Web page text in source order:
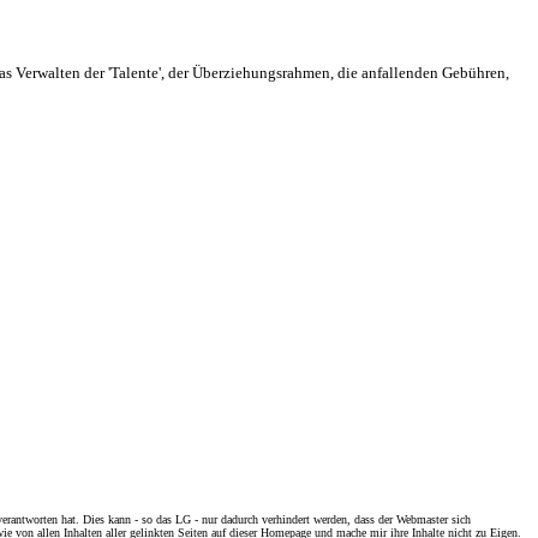
der 'Talente', der Überziehungsrahmen, die anfallenden Gebühren,
hat. Dies kann - so das LG - nur dadurch verhindert werden, dass der Webmaster sich
allen Inhalten aller gelinkten Seiten auf dieser Homepage und mache mir ihre Inhalte nicht zu Eigen.